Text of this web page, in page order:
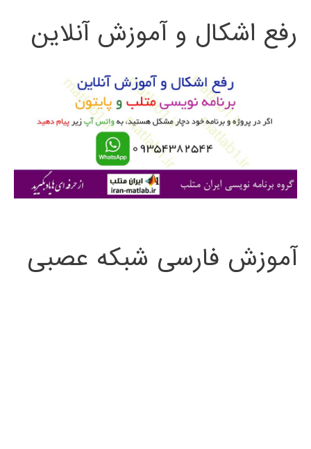
ج
ی
رفع اشکال و آموزش آنلاین
آموزش فارسی شبکه عصبی